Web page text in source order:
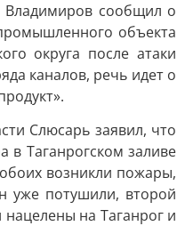
Владимиров сообщил о
объекта
округа после атаки
каналов, речь идет о
Слюсарь заявил, что
в Таганрогском заливе
возникли пожары,
уже потушили, второй
на Таганрог и